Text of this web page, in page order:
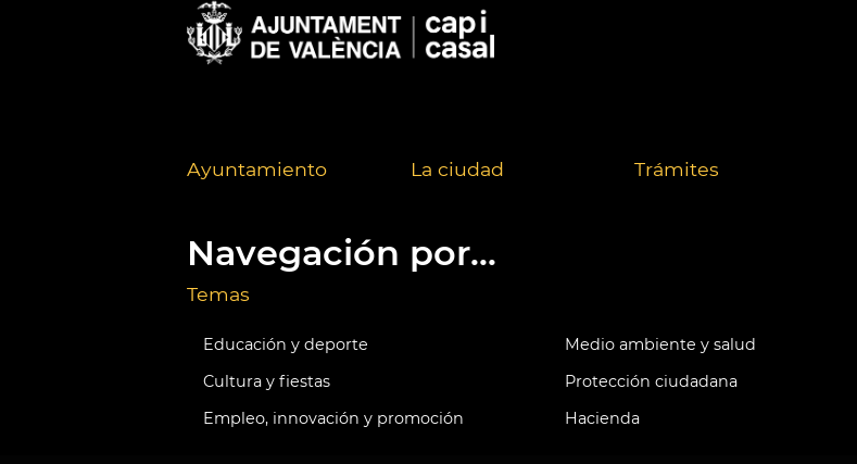
Ayuntamiento La ciudad Trámites
Navegación por...
Temas
Educación y deporte Medio ambiente y salud
Cultura y fiestas
Protección ciudadana
Empleo, innovación y promoción
Hacienda